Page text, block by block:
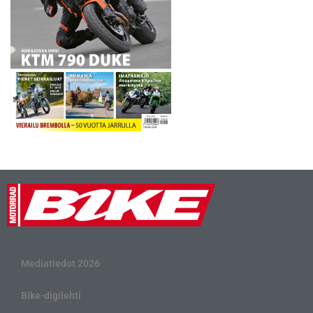
Mediatiedot 2026
Bike-digilehti